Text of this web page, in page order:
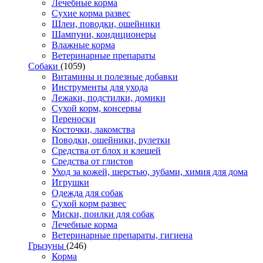
Лечебные корма
Сухие корма развес
Шлеи, поводки, ошейники
Шампуни, кондиционеры
Влажные корма
Ветеринарные препараты
Собаки (1059)
Витамины и полезные добавки
Инструменты для ухода
Лежаки, подстилки, домики
Сухой корм, консервы
Переноски
Косточки, лакомства
Поводки, ошейники, рулетки
Средства от блох и клещей
Средства от глистов
Уход за кожей, шерстью, зубами, химия для дома
Игрушки
Одежда для собак
Сухой корм развес
Миски, поилки для собак
Лечебные корма
Ветеринарные препараты, гигиена
Грызуны (246)
Корма